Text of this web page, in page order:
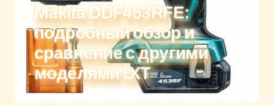
Makita DDF453RFE:
подробный обзор и
сравнение с другими
моделями LXT